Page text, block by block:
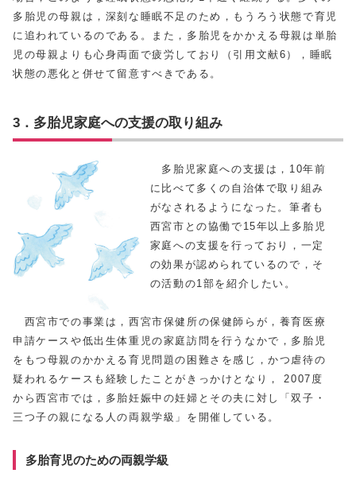
多胎児の母親は，深刻な睡眠不足のため，もうろう状態で育児
に追われているのである。また，多胎児をかかえる母親は単胎
児の母親よりも心身両面で疲労しており（引用文献6），睡眠
状態の悪化と併せて留意すべきである。
3．多胎児家庭への支援の取り組み
多胎児家庭への支援は，10年前
に比べて多くの自治体で取り組み
がなされるようになった。筆者も
西宮市との協働で15年以上多胎児
家庭への支援を行っており，一定
の効果が認められているので，そ
の活動の1部を紹介したい。
西宮市での事業は，西宮市保健所の保健師らが，養育医療
申請ケースや低出生体重児の家庭訪問を行うなかで，多胎児
をもつ母親のかかえる育児問題の困難さを感じ，かつ虐待の
疑われるケースも経験したことがきっかけとなり， 2007度
から西宮市では，多胎妊娠中の妊婦とその夫に対し「双子・
三つ子の親になる人の両親学級」を開催している。
多胎育児のための両親学級